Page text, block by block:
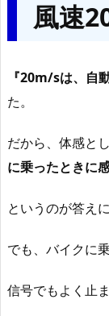
風速
『20m/sは、自
た。
だから、体感と
に乗ったときに
というのが答え
でも、バイクに
信号でもよく止ま